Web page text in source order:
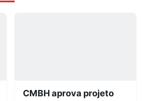
CMBH aprova projeto